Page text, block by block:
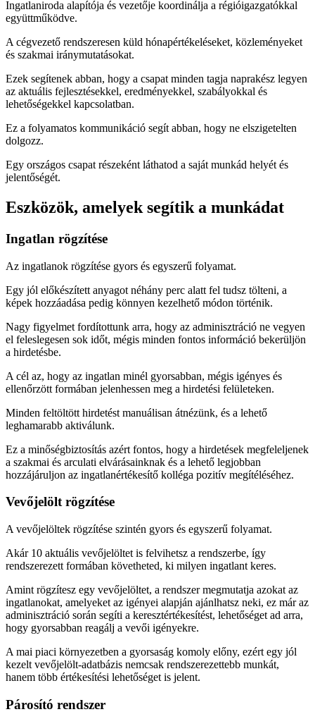
Ingatlaniroda alapítója és vezetője koordinálja a régióigazgatókkal
együttműködve.
A cégvezető rendszeresen küld hónapértékeléseket, közleményeket
és szakmai iránymutatásokat.
Ezek segítenek abban, hogy a csapat minden tagja naprakész legyen
az aktuális fejlesztésekkel, eredményekkel, szabályokkal és
lehetőségekkel kapcsolatban.
Ez a folyamatos kommunikáció segít abban, hogy ne elszigetelten
dolgozz.
Egy országos csapat részeként láthatod a saját munkád helyét és
jelentőségét.
Eszközök, amelyek segítik a munkádat
Ingatlan rögzítése
Az ingatlanok rögzítése gyors és egyszerű folyamat.
Egy jól előkészített anyagot néhány perc alatt fel tudsz tölteni, a
képek hozzáadása pedig könnyen kezelhető módon történik.
Nagy figyelmet fordítottunk arra, hogy az adminisztráció ne vegyen
el feleslegesen sok időt, mégis minden fontos információ bekerüljön
a hirdetésbe.
A cél az, hogy az ingatlan minél gyorsabban, mégis igényes és
ellenőrzött formában jelenhessen meg a hirdetési felületeken.
Minden feltöltött hirdetést manuálisan átnézünk, és a lehető
leghamarabb aktiválunk.
Ez a minőségbiztosítás azért fontos, hogy a hirdetések megfeleljenek
a szakmai és arculati elvárásainknak és a lehető legjobban
hozzájáruljon az ingatlanértékesítő kolléga pozitív megítéléséhez.
Vevőjelölt rögzítése
A vevőjelöltek rögzítése szintén gyors és egyszerű folyamat.
Akár 10 aktuális vevőjelöltet is felvihetsz a rendszerbe, így
rendszerezett formában követheted, ki milyen ingatlant keres.
Amint rögzítesz egy vevőjelöltet, a rendszer megmutatja azokat az
ingatlanokat, amelyeket az igényei alapján ajánlhatsz neki, ez már az
adminisztráció során segíti a keresztértékesítést, lehetőséget ad arra,
hogy gyorsabban reagálj a vevői igényekre.
A mai piaci környezetben a gyorsaság komoly előny, ezért egy jól
kezelt vevőjelölt-adatbázis nemcsak rendszerezettebb munkát,
hanem több értékesítési lehetőséget is jelent.
Párosító rendszer